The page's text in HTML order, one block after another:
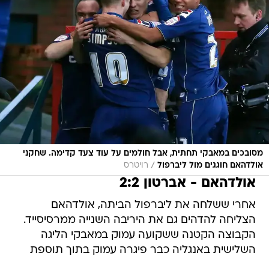
מסובכים במאבקי תחתית, אבל חולמים על עוד צעד קדימה. שחקני
אולדהאם חוגגים מול ליברפול / רויטרס
אולדהאם - אברטון 2:2
אחרי ששלחה את ליברפול הביתה, אולדהאם
הצליחה להדהים גם את היריבה השנייה ממרסיסייד.
הקבוצה הקטנה ששקועה עמוק במאבקי הליגה
השלישית באנגליה כבר פיגרה עמוק בתוך תוספת